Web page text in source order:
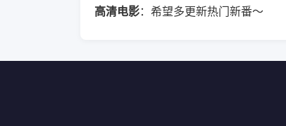
高清电影：希望多更新热门新番～